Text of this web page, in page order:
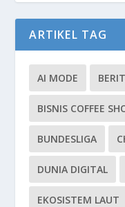
ARTIKEL TAG
AI MODE
BISNIS COFFEE
BUNDESLIGA
DUNIA DIGITAL
EKOSISTEM LAUT